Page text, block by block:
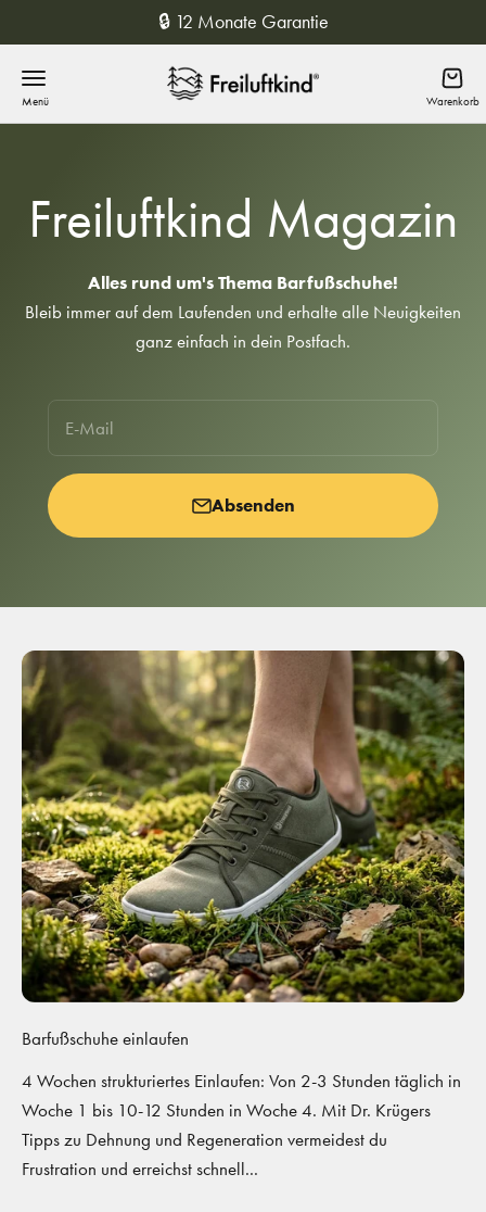
🔒 12 Monate Garantie
Menü Freiluftkind
Freiluftkind Magazin
Alles rund um's Thema Barfußschuhe!
Bleib immer auf dem Laufenden und erhalte alle Neuigkeiten
ganz einfach in dein Postfach.
E-Mail
Absenden
Barfußschuhe einlaufen
4 Wochen strukturiertes Einlaufen: Von 2-3 Stunden täglich in
Woche 1 bis 10-12 Stunden in Woche 4. Mit Dr. Krügers
Tipps zu Dehnung und Regeneration vermeidest du
Frustration und erreichst schnell...